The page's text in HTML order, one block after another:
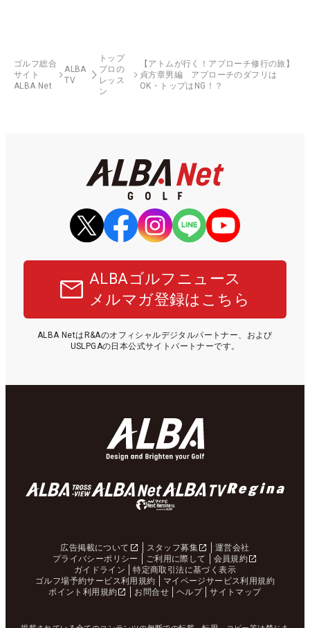
ゴルフ総合
サイト
ALBA Net
ALBA
TV
トップ
プロの
レッス
ン
【アトムが行く！アプローチ修行の旅】
貞方章男編 アプローチのダフリは
OK・トップはNG！？
ALBAゴルフニュース
メルマガ登録はこちら
ALBA NetはR&Aのオフィシャルデジタルパートナー、および
USLPGAの日本公式サイトパートナーです。
広告掲載について スタッフ募集
運営会社
プライバシーポリシー
ご利用に際して
会員規約
ガイドライン
特定商取引法に基づく表示
ゴルフ場予約サービス利用規約
マイページサービス利用規約
ポイント利用規約
お問合せ ヘルプ サイトマップ